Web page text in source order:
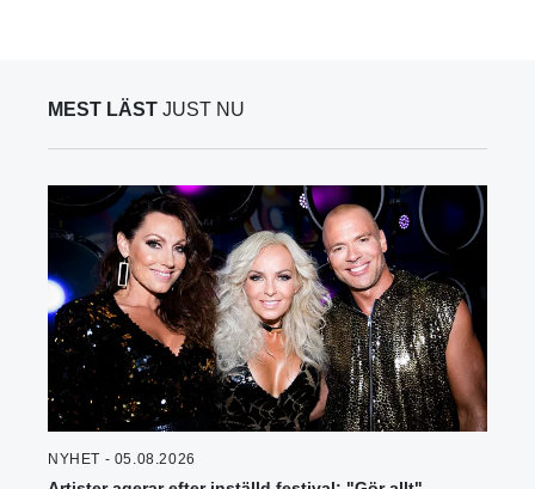
MEST LÄST JUST NU
NYHET - 05.08.2026